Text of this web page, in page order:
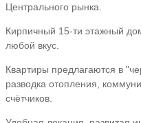
Центрального рынка.
Кирпичный 15-ти этажный
любой вкус.
Квартиры предлагаются в
разводка отопления,
счётчиков.